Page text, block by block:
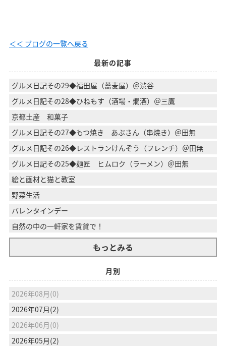
＜＜ ブログの一覧へ戻る
最新の記事
グルメ日記その29◆福田屋（蕎麦屋）＠渋谷
グルメ日記その28◆ひねもす（酒場・燗酒）＠三鷹
京都土産 和菓子
グルメ日記その27◆もつ焼き あぶさん（串焼き）＠田無
グルメ日記その26◆レストランけんぞう（フレンチ）＠田無
グルメ日記その25◆麺匠 ヒムロク（ラーメン）＠田無
絵と画材と猫と教室
野菜生活
バレンタインデー
自然の中の一軒家を賃貸で！
もっとみる
月別
2026年08月(0)
2026年07月(2)
2026年06月(0)
2026年05月(2)